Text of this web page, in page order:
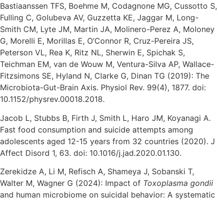
Bastiaanssen TFS, Boehme M, Codagnone MG, Cussotto S,
Fulling C, Golubeva AV, Guzzetta KE, Jaggar M, Long-
Smith CM, Lyte JM, Martin JA, Molinero-Perez A, Moloney
G, Morelli E, Morillas E, O’Connor R, Cruz-Pereira JS,
Peterson VL, Rea K, Ritz NL, Sherwin E, Spichak S,
Teichman EM, van de Wouw M, Ventura-Silva AP, Wallace-
Fitzsimons SE, Hyland N, Clarke G, Dinan TG (2019): The
Microbiota-Gut-Brain Axis. Physiol Rev. 99(4), 1877. doi:
10.1152/physrev.00018.2018.
Jacob L, Stubbs B, Firth J, Smith L, Haro JM, Koyanagi A.
Fast food consumption and suicide attempts among
adolescents aged 12-15 years from 32 countries (2020). J
Affect Disord 1, 63. doi: 10.1016/j.jad.2020.01.130.
Zerekidze A, Li M, Refisch A, Shameya J, Sobanski T,
Walter M, Wagner G (2024): Impact of Toxoplasma gondii
and human microbiome on suicidal behavior: A systematic